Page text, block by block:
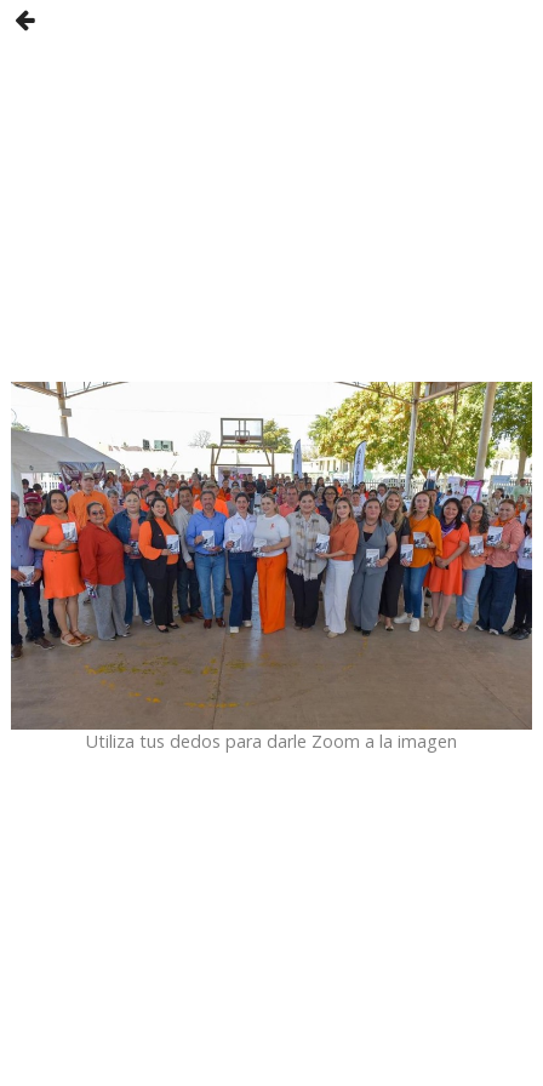
Utiliza tus dedos para darle Zoom a la imagen